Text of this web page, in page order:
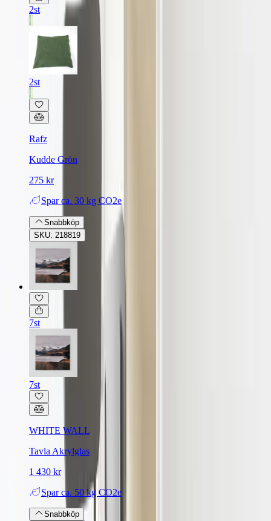
2st
2st
Rafz
Kudde Grön
275 kr
Spar ca. 30 kg CO2e
Snabbköp
SKU: 218819
7st
7st
WHITE WALL
Tavla Akrylglas
1 430 kr
Spar ca. 50 kg CO2e
Snabbköp